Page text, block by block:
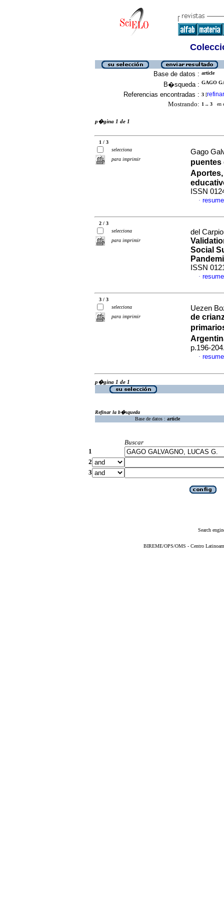
Base de datos : article
B�squeda : GAGO
Referencias encontradas : 3 [refinar
Mostrando: 1 .. 3 en
p�gina 1 de 1
1 / 3
selecciona
para imprimir
Gago
puentes
ISSN
·
2 / 3
selecciona
para imprimir
del
Social
ISSN
·
3 / 3
selecciona
para imprimir
Uezen
de
p.196-
·
p�gina 1 de 1
Refinar la b�squeda
Base de datos : article
Buscar
1
2
3
Search
BIREME/OPS/OMS - Centro